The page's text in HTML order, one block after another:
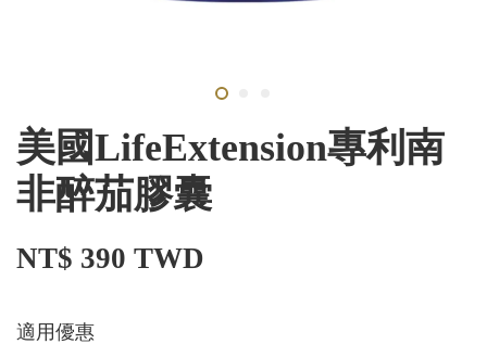
美國LifeExtension專利南
非醉茄膠囊
NT$ 390 TWD
適用優惠